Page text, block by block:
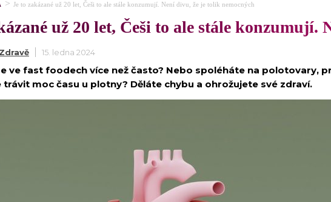
Je to zakázané už 20 let, Češi to ale stále konzumují. Není divu, že je tolik nemocných
už 20 let, Češi to ale stále konzumují.
15. ledna 2024
ve fast foodech více než často? Nebo spoléháte na polotovary,
trávit moc času u plotny? Děláte chybu a ohrožujete své zdraví.